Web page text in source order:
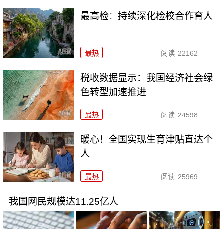
最高检：持续深化检校合作育人
最热 阅读 22162
税收数据显示：我国经济社会绿
色转型加速推进
最热 阅读 24598
暖心！全国实现生育津贴直达个
人
最热 阅读 25969
我国网民规模达11.25亿人